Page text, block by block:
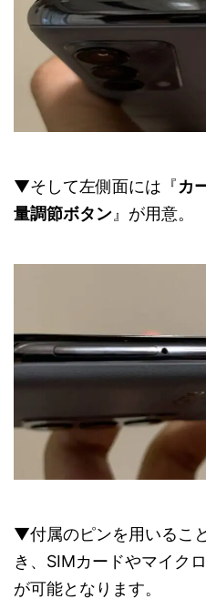
▼そして左側面には『カ
量調節ボタン 』が用意。
▼付属のピンを用いるこ
き、SIMカードやマイク
が可能となります。